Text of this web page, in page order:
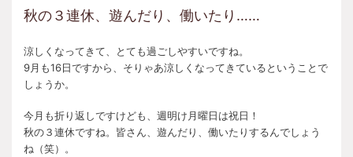
秋の３連休、遊んだり、働いたり……
涼しくなってきて、とても過ごしやすいですね。
9月も16日ですから、そりゃあ涼しくなってきているということで
しょうか。
今月も折り返しですけども、週明け月曜日は祝日！
秋の３連休ですね。皆さん、遊んだり、働いたりするんでしょう
ね（笑）。